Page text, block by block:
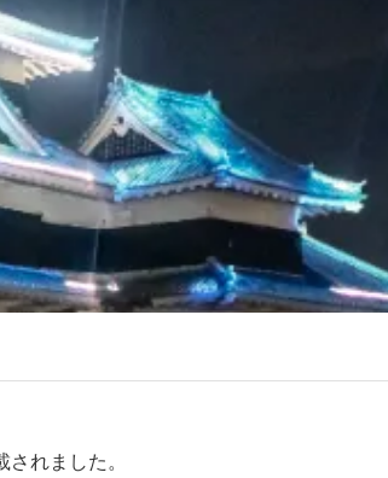
れました。